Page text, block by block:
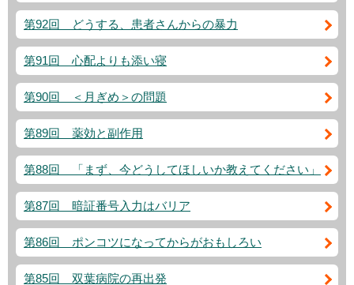
第92回 どうする、患者さんからの暴力
第91回 心配よりも添い寝
第90回 ＜月ぎめ＞の問題
第89回 薬効と副作用
第88回 「まず、今どうしてほしいか教えてください」
第87回 暗証番号入力はバリア
第86回 ポンコツになってからがおもしろい
第85回 双葉病院の再出発